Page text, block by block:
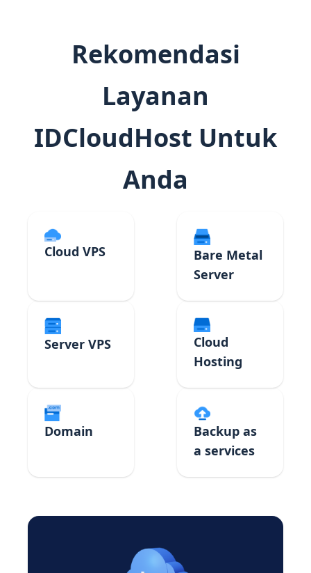
Rekomendasi
Layanan
IDCloudHost Untuk
Anda
Cloud VPS
Bare Metal
Server
Server VPS
Cloud
Hosting
Domain
Backup as
a services